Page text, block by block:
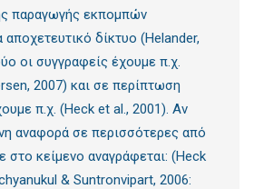
παραγωγής εκπομπών
δίκτυο (Helander,
οι συγγραφείς έχουμε π.χ.
2007) και σε περίπτωση
π.χ. (Heck et al., 2001). Αν
αναφορά σε περισσότερες από
στο κείμενο αναγράφεται: (Heck
& Suntronvipart, 2006: